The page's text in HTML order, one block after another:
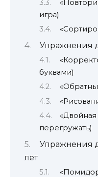
игра)
Упражнения
буквами)
перегружать)
Упражнения
лет